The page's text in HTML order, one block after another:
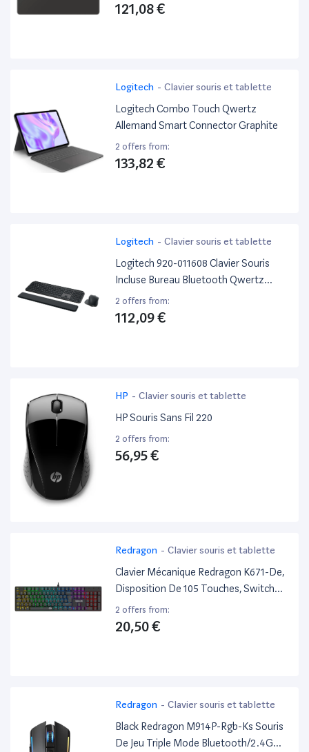
121,08 €
Logitech - Clavier souris et tablette
Logitech Combo Touch Qwertz
Allemand Smart Connector Graphite
2 offers from:
133,82 €
Logitech - Clavier souris et tablette
Logitech 920-011608 Clavier Souris
Incluse Bureau Bluetooth Qwertz
Suisse Graphite
2 offers from:
112,09 €
HP - Clavier souris et tablette
HP Souris Sans Fil 220
2 offers from:
56,95 €
Redragon - Clavier souris et tablette
Clavier Mécanique Redragon K671-De,
Disposition De 105 Touches, Switch
Rouge, Rétroéclairage Arc-En-Ciel
(Avec Touches Esc Et Espace Rouges)
2 offers from:
20,50 €
Redragon - Clavier souris et tablette
Black Redragon M914P-Rgb-Ks Souris
De Jeu Triple Mode Bluetooth/2.4G